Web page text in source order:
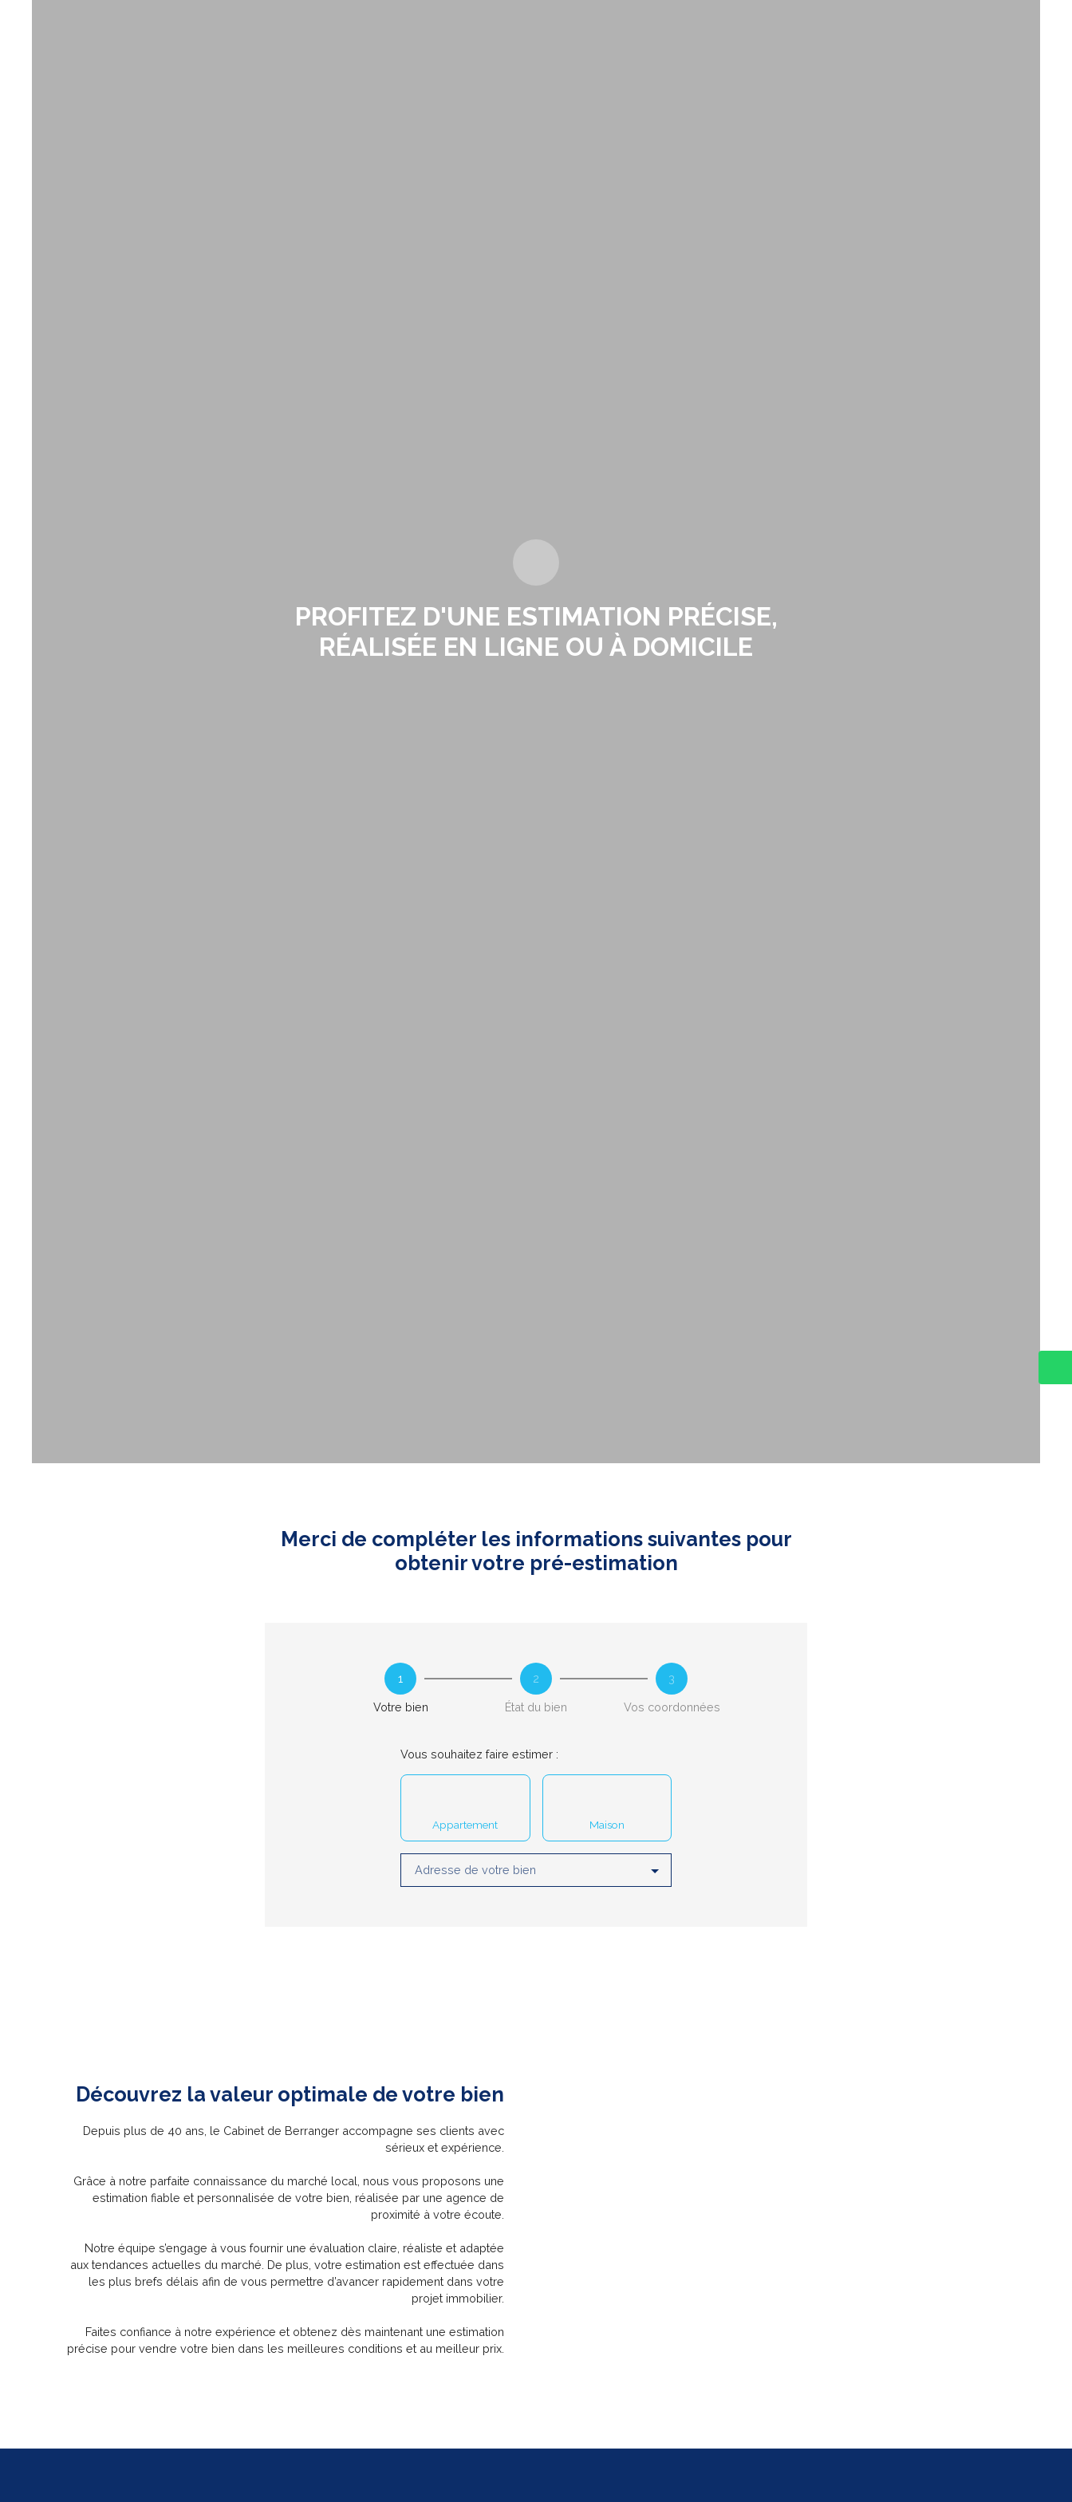
PROFITEZ D'UNE ESTIMATION PRÉCISE,
RÉALISÉE EN LIGNE OU À DOMICILE
Merci de compléter les informations suivantes pour
obtenir votre pré-estimation
1
Votre bien
2
État du bien
3
Vos coordonnées
Vous souhaitez faire estimer :
Appartement Maison
Adresse de votre bien
Découvrez la valeur optimale de votre bien
Depuis plus de 40 ans, le Cabinet de Berranger accompagne ses clients avec
sérieux et expérience.
Grâce à notre parfaite connaissance du marché local, nous vous proposons une
estimation fiable et personnalisée de votre bien, réalisée par une agence de
proximité à votre écoute.
Notre équipe s’engage à vous fournir une évaluation claire, réaliste et adaptée
aux tendances actuelles du marché. De plus, votre estimation est effectuée dans
les plus brefs délais afin de vous permettre d’avancer rapidement dans votre
projet immobilier.
Faites confiance à notre expérience et obtenez dès maintenant une estimation
précise pour vendre votre bien dans les meilleures conditions et au meilleur prix.